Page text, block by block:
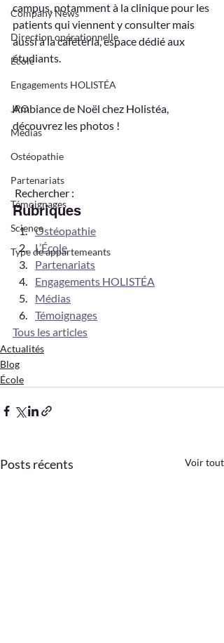
Company News
Direction opérationnelle
École
Engagements HOLISTÉA
JPO
Médias
Ostéopathie
Partenariats
Témoignages
Science
Type de appartemeants
campus, notamment à la clinique pour les
patients qui viennent y consulter mais
aussi à la cafétéria, espace dédié aux
étudiants.
Ambiance de Noël chez Holistéa,
découvrez les photos !
Rechercher :
Rubriques
Ostéopathie
L’École
Partenariats
Engagements HOLISTÉA
Médias
Témoignages
Tous les articles
Actualités
Blog
École
Posts récents Voir tout